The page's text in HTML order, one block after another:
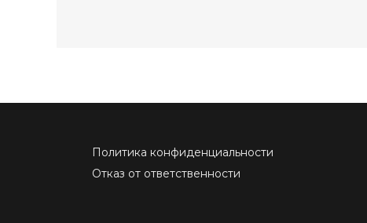
Политика конфиденциальности
Отказ от ответственности